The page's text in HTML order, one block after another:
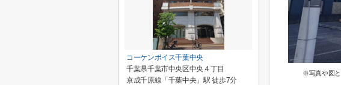
※写真や図と
コーケンボイス千葉中央
千葉県千葉市中央区中央４丁目
京成千原線「千葉中央」駅 徒歩7分